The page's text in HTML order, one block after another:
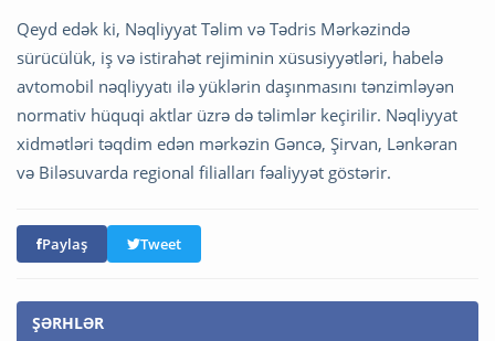
Qeyd edək ki, Nəqliyyat Təlim və Tədris Mərkəzində
sürücülük, iş və istirahət rejiminin xüsusiyyətləri, habelə
avtomobil nəqliyyatı ilə yüklərin daşınmasını tənzimləyən
normativ hüquqi aktlar üzrə də təlimlər keçirilir. Nəqliyyat
xidmətləri təqdim edən mərkəzin Gəncə, Şirvan, Lənkəran
və Biləsuvarda regional filialları fəaliyyət göstərir.
Paylaş Tweet
ŞƏRHLƏR